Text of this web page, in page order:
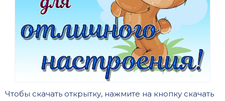
Чтобы скачать открытку, нажмите на кнопку скачать